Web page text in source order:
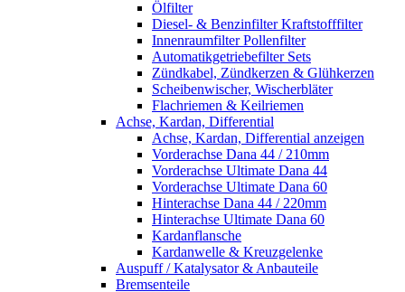
Ölfilter
Diesel- & Benzinfilter Kraftstofffilter
Innenraumfilter Pollenfilter
Automatikgetriebefilter Sets
Zündkabel, Zündkerzen & Glühkerzen
Scheibenwischer, Wischerbläter
Flachriemen & Keilriemen
Achse, Kardan, Differential
Achse, Kardan, Differential anzeigen
Vorderachse Dana 44 / 210mm
Vorderachse Ultimate Dana 44
Vorderachse Ultimate Dana 60
Hinterachse Dana 44 / 220mm
Hinterachse Ultimate Dana 60
Kardanflansche
Kardanwelle & Kreuzgelenke
Auspuff / Katalysator & Anbauteile
Bremsenteile